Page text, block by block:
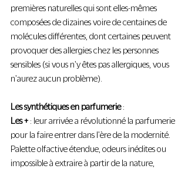
premières naturelles qui sont elles-mêmes
composées de dizaines voire de centaines de
molécules différentes, dont certaines peuvent
provoquer des allergies chez les personnes
sensibles (si vous n'y êtes pas allergiques, vous
n'aurez aucun problème).
Les synthétiques en parfumerie :
Les + : leur arrivée a révolutionné la parfumerie
pour la faire entrer dans l'ère de la modernité.
Palette olfactive étendue, odeurs inédites ou
impossible à extraire à partir de la nature,